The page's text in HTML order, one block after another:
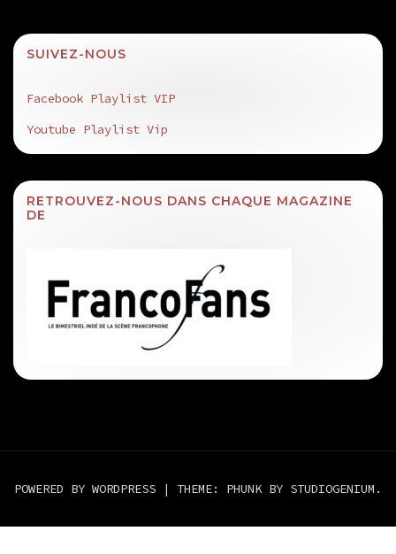
SUIVEZ-NOUS
Facebook Playlist VIP
Youtube Playlist Vip
RETROUVEZ-NOUS DANS CHAQUE MAGAZINE
DE
POWERED BY WORDPRESS | THEME: PHUNK BY STUDIOGENIUM .